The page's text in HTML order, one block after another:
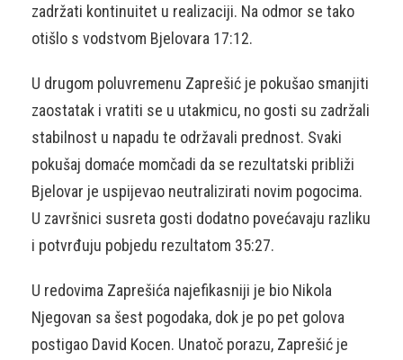
zadržati kontinuitet u realizaciji. Na odmor se tako
otišlo s vodstvom Bjelovara 17:12.
U drugom poluvremenu Zaprešić je pokušao smanjiti
zaostatak i vratiti se u utakmicu, no gosti su zadržali
stabilnost u napadu te održavali prednost. Svaki
pokušaj domaće momčadi da se rezultatski približi
Bjelovar je uspijevao neutralizirati novim pogocima.
U završnici susreta gosti dodatno povećavaju razliku
i potvrđuju pobjedu rezultatom 35:27.
U redovima Zaprešića najefikasniji je bio Nikola
Njegovan sa šest pogodaka, dok je po pet golova
postigao David Kocen. Unatoč porazu, Zaprešić je